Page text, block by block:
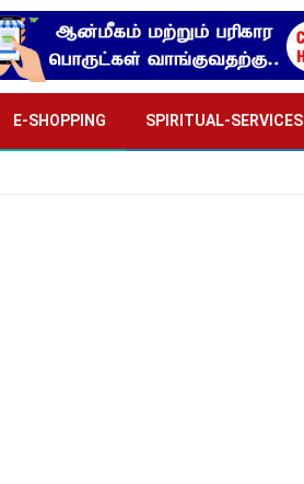
E-SHOPPING SPIRITUAL-SERVICES